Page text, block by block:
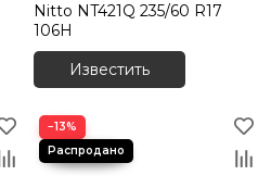
Nitto NT421Q 235/60 R17
106H
Известить
−13%